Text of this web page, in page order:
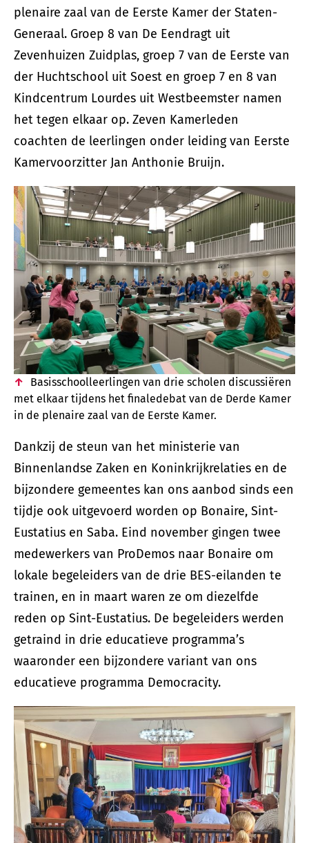
plenaire zaal van de Eerste Kamer der Staten-
Generaal. Groep 8 van De Eendragt uit
Zevenhuizen Zuidplas, groep 7 van de Eerste van
der Huchtschool uit Soest en groep 7 en 8 van
Kindcentrum Lourdes uit Westbeemster namen
het tegen elkaar op. Zeven Kamerleden
coachten de leerlingen onder leiding van Eerste
Kamervoorzitter Jan Anthonie Bruijn.
Basisschoolleerlingen van drie scholen discussiëren
met elkaar tijdens het finaledebat van de Derde Kamer
in de plenaire zaal van de Eerste Kamer.
Dankzij de steun van het ministerie van
Binnenlandse Zaken en Koninkrijkrelaties en de
bijzondere gemeentes kan ons aanbod sinds een
tijdje ook uitgevoerd worden op Bonaire, Sint-
Eustatius en Saba. Eind november gingen twee
medewerkers van ProDemos naar Bonaire om
lokale begeleiders van de drie BES-eilanden te
trainen, en in maart waren ze om diezelfde
reden op Sint-Eustatius. De begeleiders werden
getraind in drie educatieve programma’s
waaronder een bijzondere variant van ons
educatieve programma Democracity.